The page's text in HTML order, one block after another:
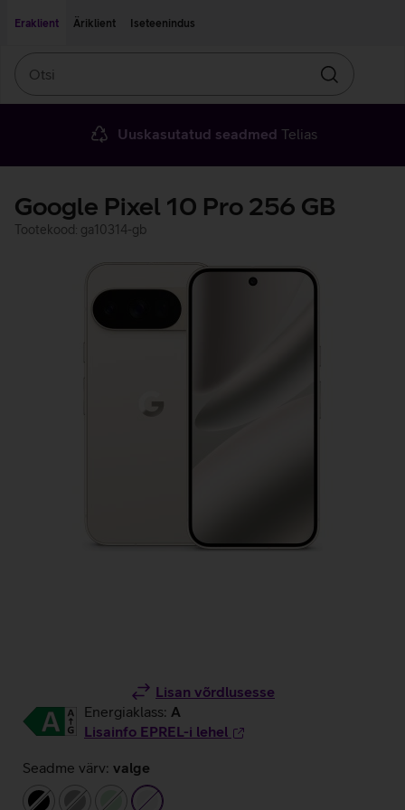
Eraklient
Äriklient Iseteenindus
Otsin
Uuskasutatud seadmed Telias
Google Pixel 10 Pro 256 GB
Tootekood: ga10314-gb
Lisan võrdlusesse
Energiaklass: A
Lisainfo EPREL-i lehel
Seadme värv: valge
must
hall heleroheline
valge